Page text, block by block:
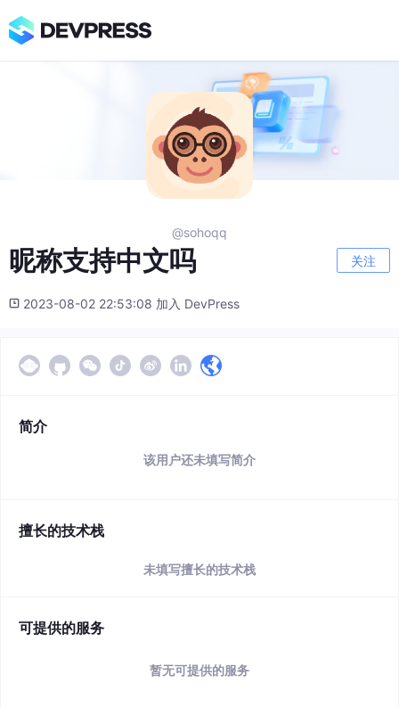
@sohoqq
昵称支持中文吗 关注
2023-08-02 22:53:08 加入 DevPress
简介
该用户还未填写简介
擅长的技术栈
未填写擅长的技术栈
可提供的服务
暂无可提供的服务